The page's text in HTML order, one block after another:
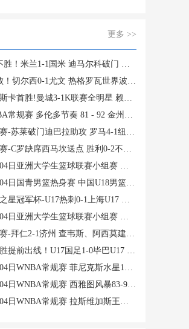
更多 >>
国米 迪马尔科破门 恩昆库造点+点射拉莫斯登场
1尤文 热格罗瓦世界波制胜穆德里克时隔614天复出
3-1K联赛全明星 赖因德斯努里破门塞梅尼奥助攻
多伦多节奏 81 - 92 金州女武神 全场集锦
莱破门迪巴拉助攻 罗马4-1纽波特郡
缺席西马坎送点 胜利0-2不敌阿尔梅里亚
篮球联赛小组赛 延世大学 82 - 83 北京大学 集锦
身赛 中国U18男篮 94 - 85 加拿大大卫·安篮球学院 集锦
军杯-U17热刺0-1上海U17 李文博制胜球
篮球联赛小组赛 早稻田大学 71 - 86 清华大学 集锦
州 查韦斯、阿西莫建功马特乌斯彩虹过人送助攻
U17国足1-0毕巴U17 程晟涵连场破门赵松源中楣
规赛 菲尼克斯水星106-101芝加哥天空 全场集锦
常规赛 西雅图风暴83-95纽约自由人 全场集锦
赛 拉斯维加斯王牌109-87亚特兰大梦想 全场集锦